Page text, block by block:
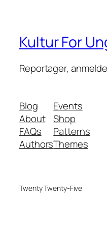
Kultur For
Reportager,
Blog
About
FAQs
Authors
Events
Shop
Patterns
Themes
Twenty Twenty-Five